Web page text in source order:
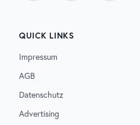
QUICK LINKS
Impressum
AGB
Datenschutz
Advertising